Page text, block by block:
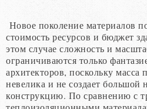
Новое поколение материалов
стоимость ресурсов и бюджет
этом случае сложность и
ограничиваются только
архитекторов, поскольку масса
невелика и не создает большой
конструкцию. По сравнению с